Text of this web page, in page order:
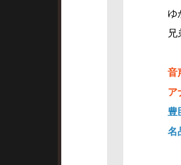
ゆ
音
ア
豊
名